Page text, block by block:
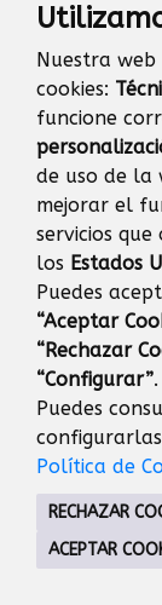
Nuestra web
cookies:
funcione
de uso de la
mejorar el
servicios
los Estados
Puedes
“Aceptar
“Rechazar
“Configurar”.
Puedes
Política de
RECHAZAR
ACEPTAR
AGENDA
Eventos
Anterior
C/ Dr.